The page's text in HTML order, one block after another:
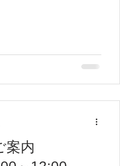
案内